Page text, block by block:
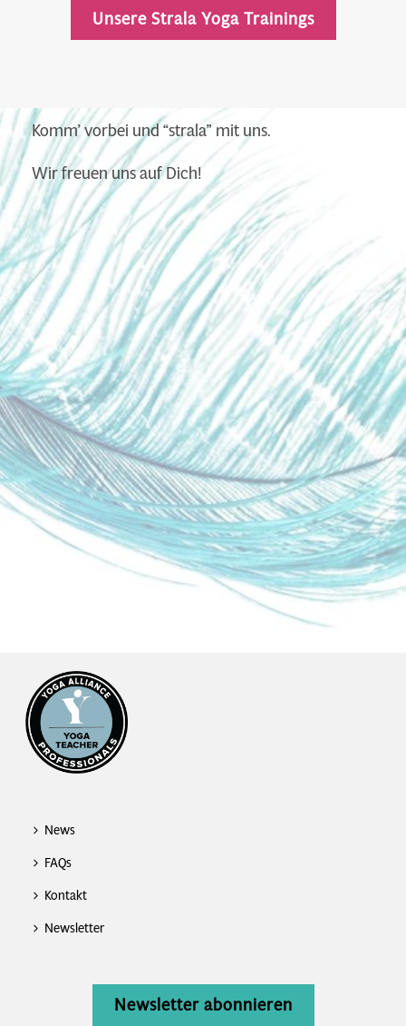
Unsere Strala Yoga Trainings
Komm’ vorbei und “strala” mit uns.
Wir freuen uns auf Dich!
News
FAQs
Kontakt
Newsletter
Newsletter abonnieren